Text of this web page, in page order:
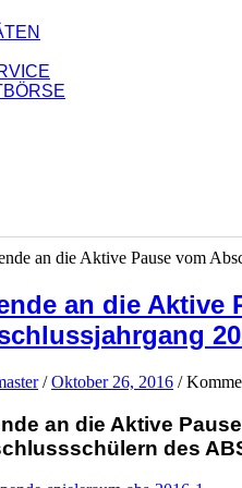
an die Aktive
/Oktober 26, 2016 /
an die Aktive
des